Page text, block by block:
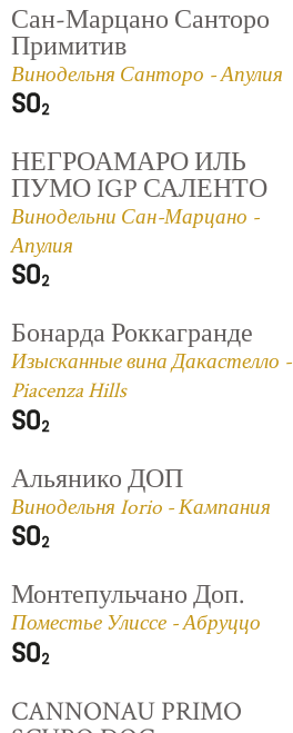
Сан-Марцано Санторо
Примитив
Винодельня Санторо - Апулия
НЕГРОАМАРО ИЛЬ
ПУМО IGP САЛЕНТО
Винодельни Сан-Марцано -
Апулия
Бонарда Роккагранде
Изысканные вина Дакастелло -
Piacenza Hills
Альянико ДОП
Винодельня Iorio - Кампания
Монтепульчано Доп.
Поместье Улиссе - Абруццо
CANNONAU PRIMO